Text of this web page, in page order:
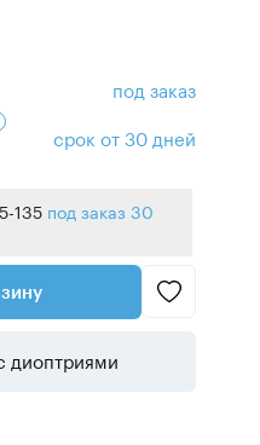
под заказ
срок от 30 дней
135 под заказ 30
диоптриями